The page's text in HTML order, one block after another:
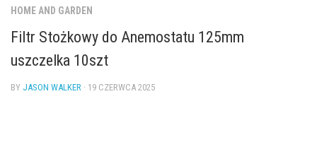
HOME AND GARDEN
Filtr Stożkowy do Anemostatu 125mm
uszczelka 10szt
BY JASON WALKER · 19 CZERWCA 2025